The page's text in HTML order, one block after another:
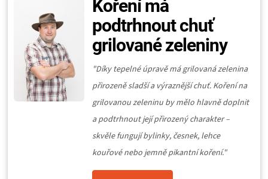
Koření má
podtrhnout chuť
grilované zeleniny
"Díky tepelné úpravě má grilovaná zelenina
přirozeně sladší a výraznější chuť. Koření na
grilovanou zeleninu by mělo hlavně doplnit
a podtrhnout její přirozený charakter –
skvěle fungují bylinky, česnek, lehce
kouřové nebo jemně pikantní koření."